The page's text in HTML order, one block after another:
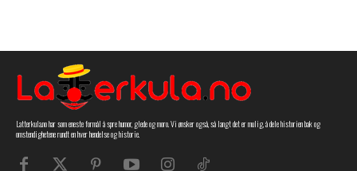
Latterkula.no har som eneste formål å spre humor, glede og moro. Vi ønsker også, så langt det er mulig, å dele historien bak og
omstendighetene rundt en hver hendelse og historie.